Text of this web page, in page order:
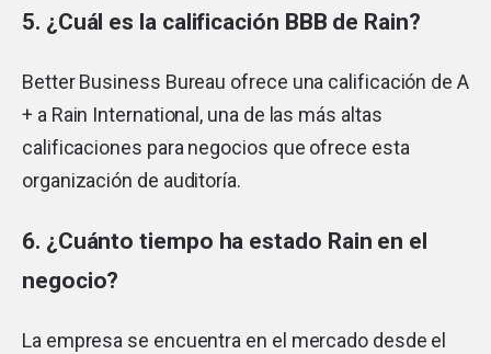
5. ¿Cuál es la calificación BBB de Rain?
Better Business Bureau ofrece una calificación de A
+ a Rain International, una de las más altas
calificaciones para negocios que ofrece esta
organización de auditoría.
6. ¿Cuánto tiempo ha estado Rain en el
negocio?
La empresa se encuentra en el mercado desde el